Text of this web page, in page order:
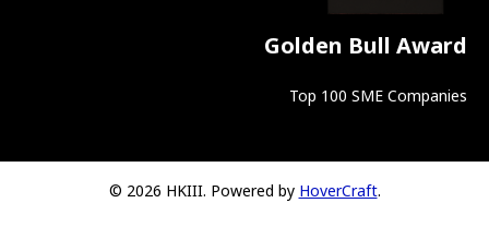
Golden Bull Award
Top 100 SME Companies
© 2026 HKIII. Powered by HoverCraft.